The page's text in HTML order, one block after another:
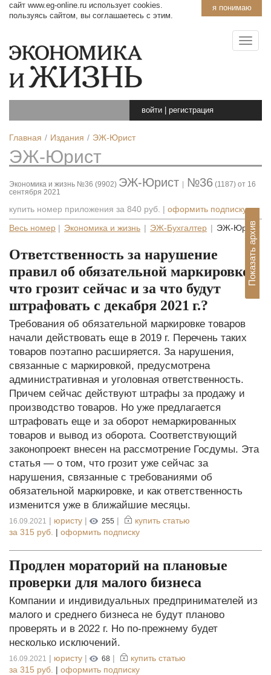
я понимаю
сайт www.eg-online.ru использует cookies.
пользуясь сайтом, вы соглашаетесь с этим.
войти регистрация
Главная Издания ЭЖ-Юрист
ЭЖ-Юрист
Экономика и жизнь №36 (9902) ЭЖ-Юрист №36 (1187) от 16
сентября 2021
купить номер приложения за 840 руб. | оформить подписку
Весь номер Экономика и жизнь ЭЖ-Бухгалтер ЭЖ-Юрист
Показать архив
Ответственность за нарушение
правил об обязательной маркировке:
что грозит сейчас и за что будут
штрафовать с декабря 2021 г.?
Требования об обязательной маркировке товаров
начали действовать еще в 2019 г. Перечень таких
товаров поэтапно расширяется. За нарушения,
связанные с маркировкой, предусмотрена
административная и уголовная ответственность.
Причем сейчас действуют штрафы за продажу и
производство товаров. Но уже предлагается
штрафовать еще и за оборот немаркированных
товаров и вывод из оборота. Соответствующий
законопроект внесен на рассмотрение Госдумы. Эта
статья — о том, что грозит уже сейчас за
нарушения, связанные с требованиями об
обязательной маркировке, и как ответственность
изменится уже в ближайшие месяцы.
16.09.2021 | юристу | 255 |
купить статью
за 315 руб. | оформить подписку
Продлен мораторий на плановые
проверки для малого бизнеса
Компании и индивидуальных предпринимателей из
малого и среднего бизнеса не будут планово
проверять и в 2022 г. Но по-прежнему будет
несколько исключений.
16.09.2021 | юристу | 68 |
купить статью
за 315 руб. | оформить подписку